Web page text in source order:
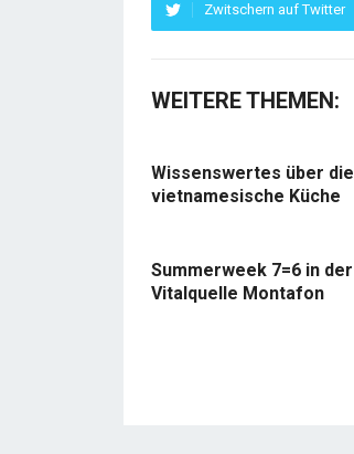
Zwitschern auf Twitter
WEITERE THEMEN:
Wissenswertes über die
vietnamesische Küche
Summerweek 7=6 in der
Vitalquelle Montafon